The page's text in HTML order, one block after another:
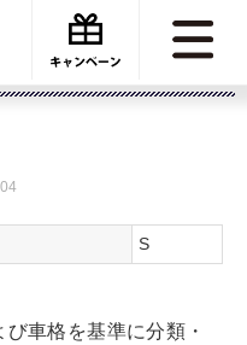
アバルト
S
車格を基準に分類・